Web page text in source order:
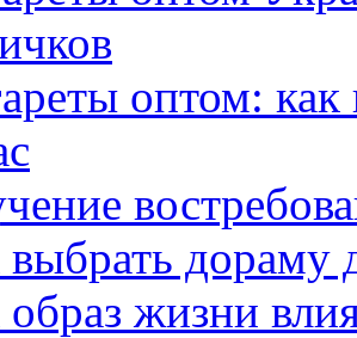
оптом:
выбрать дораму
жизни